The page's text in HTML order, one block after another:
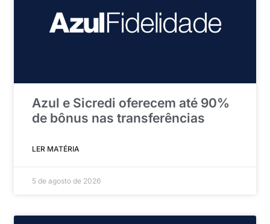
Azul e Sicredi oferecem até 90%
de bônus nas transferências
LER MATÉRIA
5 de agosto de 2026